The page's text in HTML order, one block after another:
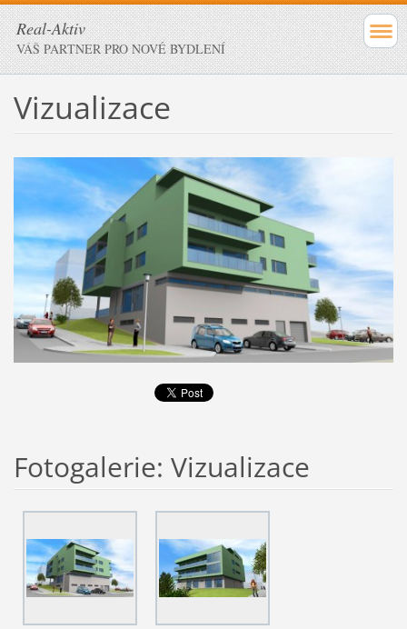
Real-Aktiv
VÁŠ PARTNER PRO NOVÉ BYDLENÍ
Vizualizace
Fotogalerie: Vizualizace